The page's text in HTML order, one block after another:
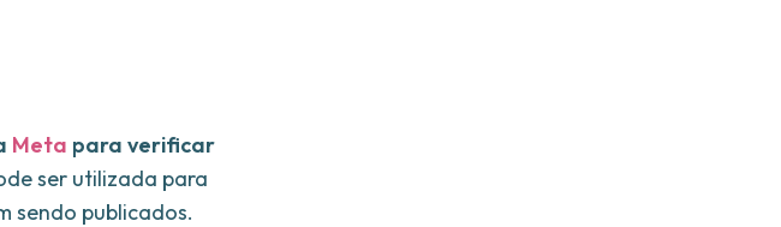
Meta para verificar
ser utilizada para
sendo publicados.